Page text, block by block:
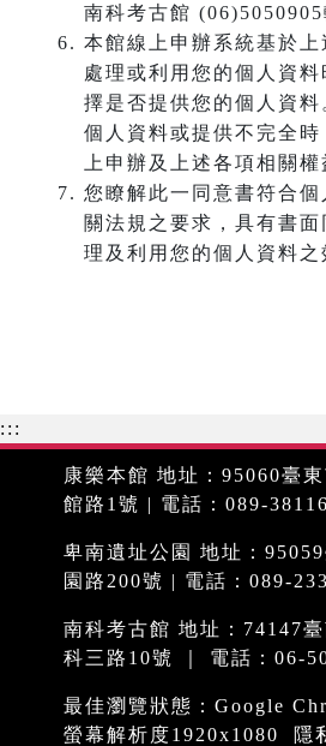
南科考古館 (06)5050905
本館線上申辦系統基於上
處理或利用您的個人資
擇是否提供您的個人資
個人資料或提供不完全
上申辦及上述各項相關權
您瞭解此一同意書符合
關法規之要求，具有書
理及利用您的個人資料之
:::
康樂本館 地址：95060臺
館路1號 | 電話：089-
卑南遺址公園 地址：
園路200號 | 電話：089-
南科考古館 地址：74147
科三路10號 ｜ 電話：06-
最佳瀏覽狀態：Google
螢幕解析度1920x1080
隱